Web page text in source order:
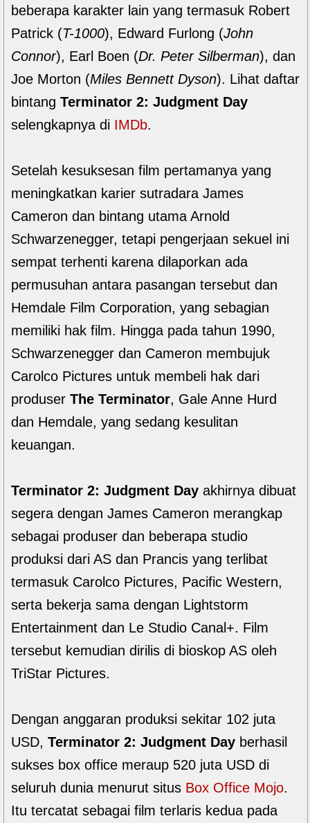
beberapa karakter lain yang termasuk Robert
Patrick (T-1000), Edward Furlong (John
Connor), Earl Boen (Dr. Peter Silberman), dan
Joe Morton (Miles Bennett Dyson). Lihat daftar
bintang Terminator 2: Judgment Day
selengkapnya di IMDb.
Setelah kesuksesan film pertamanya yang
meningkatkan karier sutradara James
Cameron dan bintang utama Arnold
Schwarzenegger, tetapi pengerjaan sekuel ini
sempat terhenti karena dilaporkan ada
permusuhan antara pasangan tersebut dan
Hemdale Film Corporation, yang sebagian
memiliki hak film. Hingga pada tahun 1990,
Schwarzenegger dan Cameron membujuk
Carolco Pictures untuk membeli hak dari
produser The Terminator, Gale Anne Hurd
dan Hemdale, yang sedang kesulitan
keuangan.
Terminator 2: Judgment Day akhirnya dibuat
segera dengan James Cameron merangkap
sebagai produser dan beberapa studio
produksi dari AS dan Prancis yang terlibat
termasuk Carolco Pictures, Pacific Western,
serta bekerja sama dengan Lightstorm
Entertainment dan Le Studio Canal+. Film
tersebut kemudian dirilis di bioskop AS oleh
TriStar Pictures.
Dengan anggaran produksi sekitar 102 juta
USD, Terminator 2: Judgment Day berhasil
sukses box office meraup 520 juta USD di
seluruh dunia menurut situs Box Office Mojo.
Itu tercatat sebagai film terlaris kedua pada